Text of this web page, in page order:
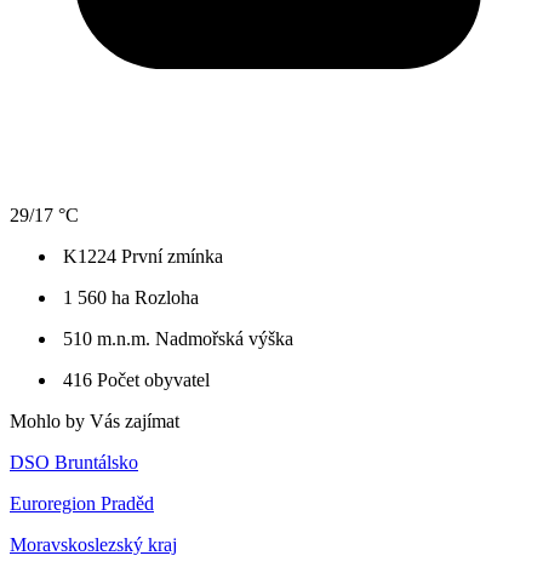
29/17 °C
K1224 První zmínka
1 560 ha Rozloha
510 m.n.m. Nadmořská výška
416 Počet obyvatel
Mohlo by Vás zajímat
DSO Bruntálsko
Euroregion Praděd
Moravskoslezský kraj